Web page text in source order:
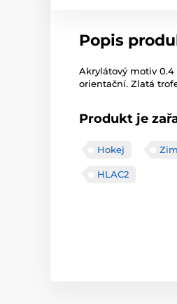
Popis
Akrylátový motiv
orientační. Zlatá
Produkt je
Hokej
HLAC2